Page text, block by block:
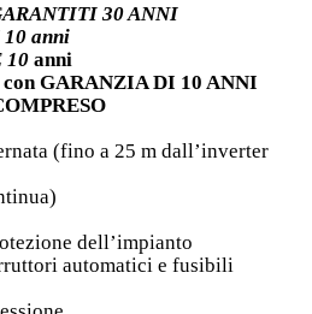
30 ANNI
anni
10 anni
con GARANZIA DI 10 ANNI
(fino a 25 m dall’inverter
dell’impianto
automatici e fusibili